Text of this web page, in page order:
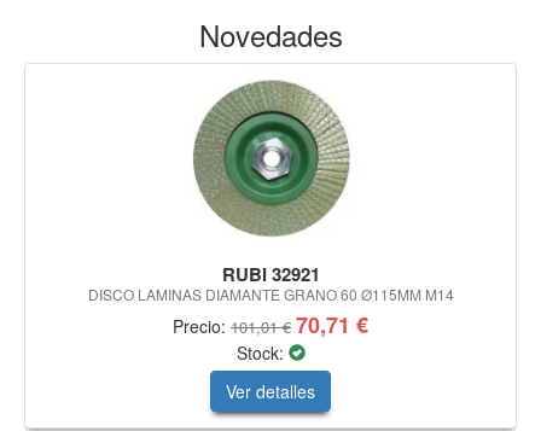
Novedades
RUBI 32921
DISCO LAMINAS DIAMANTE GRANO 60 Ø115MM M14
Precio: 101,01 € 70,71 €
Stock:
Ver detalles